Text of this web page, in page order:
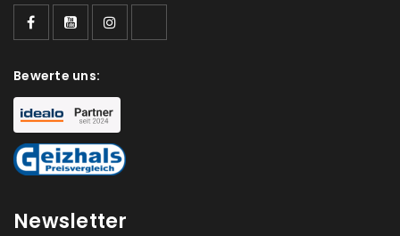
Bewerte uns:
Newsletter